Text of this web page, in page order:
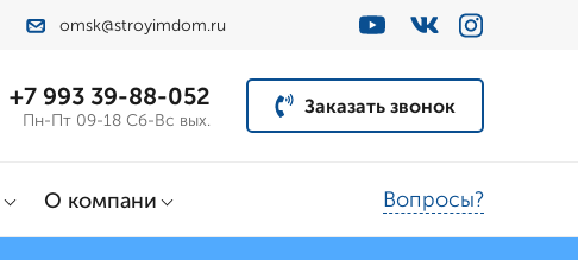
omsk@stroyimdom.ru
+7 993 39-88-052
Пн-Пт 09-18 Сб-Вс вых.
Заказать звонок
О компани Вопросы?